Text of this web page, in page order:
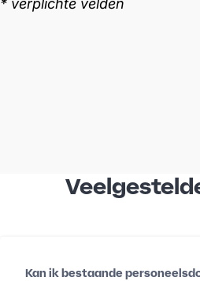
Kan ik bestaande